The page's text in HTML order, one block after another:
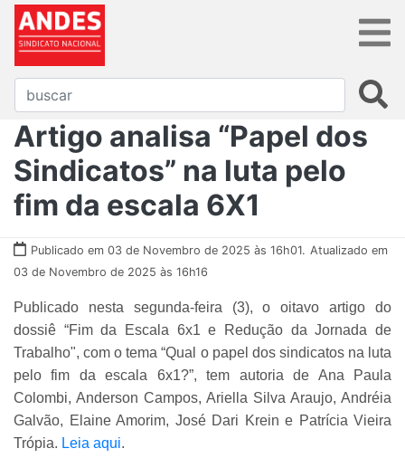
Artigo analisa “Papel dos
Sindicatos” na luta pelo
fim da escala 6X1
Publicado em 03 de Novembro de 2025 às 16h01. Atualizado em
03 de Novembro de 2025 às 16h16
Publicado nesta segunda-feira (3), o oitavo artigo do
dossiê “Fim da Escala 6x1 e Redução da Jornada de
Trabalho", com o tema “Qual o papel dos sindicatos na luta
pelo fim da escala 6x1?”, tem autoria de Ana Paula
Colombi, Anderson Campos, Ariella Silva Araujo, Andréia
Galvão, Elaine Amorim, José Dari Krein e Patrícia Vieira
Trópia. Leia aqui.